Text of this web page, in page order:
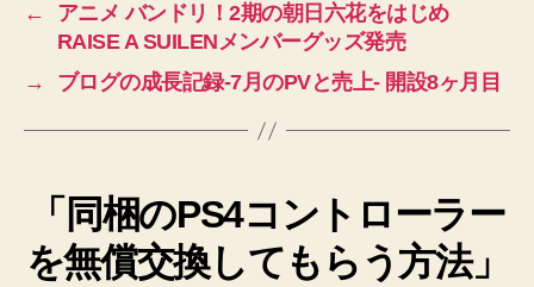
←
アニメ バンドリ！2期の朝日六花をはじめ
RAISE A SUILENメンバーグッズ発売
→
ブログの成長記録-7月のPVと売上- 開設8ヶ月目
「同梱のPS4コントローラー
を無償交換してもらう方法」